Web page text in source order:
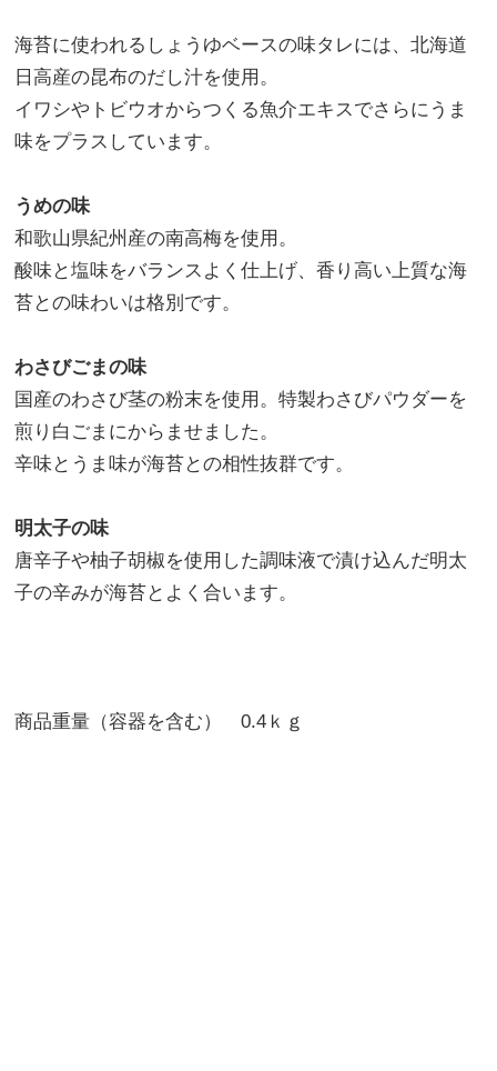
海苔に使われるしょうゆベースの味タレには、北海道
日高産の昆布のだし汁を使用。
イワシやトビウオからつくる魚介エキスでさらにうま
味をプラスしています。
うめの味
和歌山県紀州産の南高梅を使用。
酸味と塩味をバランスよく仕上げ、香り高い上質な海
苔との味わいは格別です。
わさびごまの味
国産のわさび茎の粉末を使用。特製わさびパウダーを
煎り白ごまにからませました。
辛味とうま味が海苔との相性抜群です。
明太子の味
唐辛子や柚子胡椒を使用した調味液で漬け込んだ明太
子の辛みが海苔とよく合います。
商品重量（容器を含む） 0.4ｋｇ